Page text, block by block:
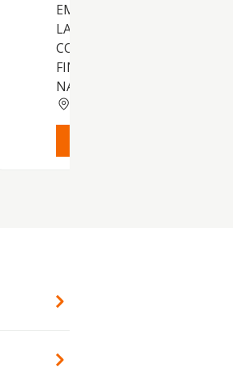
EMPRESARIAL O NO, EN
LAS MATERIAS
CON EL AMBITO
FINANCIERO O DE ANALOGA
NATU